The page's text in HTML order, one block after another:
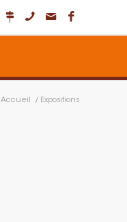
Accueil / Expositions